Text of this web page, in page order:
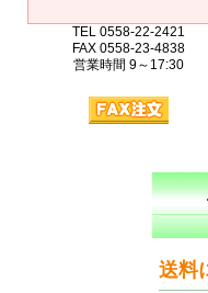
TEL 0558-22-2421
FAX 0558-23-4838
営業時間 9～17:30